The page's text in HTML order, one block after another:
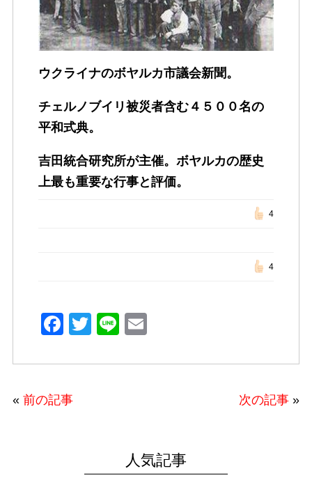
ウクライナのボヤルカ市議会新聞。
チェルノブイリ被災者含む４５００名の
平和式典。
吉田統合研究所が主催。ボヤルカの歴史
上最も重要な行事と評価。
4
4
F
c
e
b
T
tt
Li
e
ail
« 前の記事 次の記事 »
人気記事